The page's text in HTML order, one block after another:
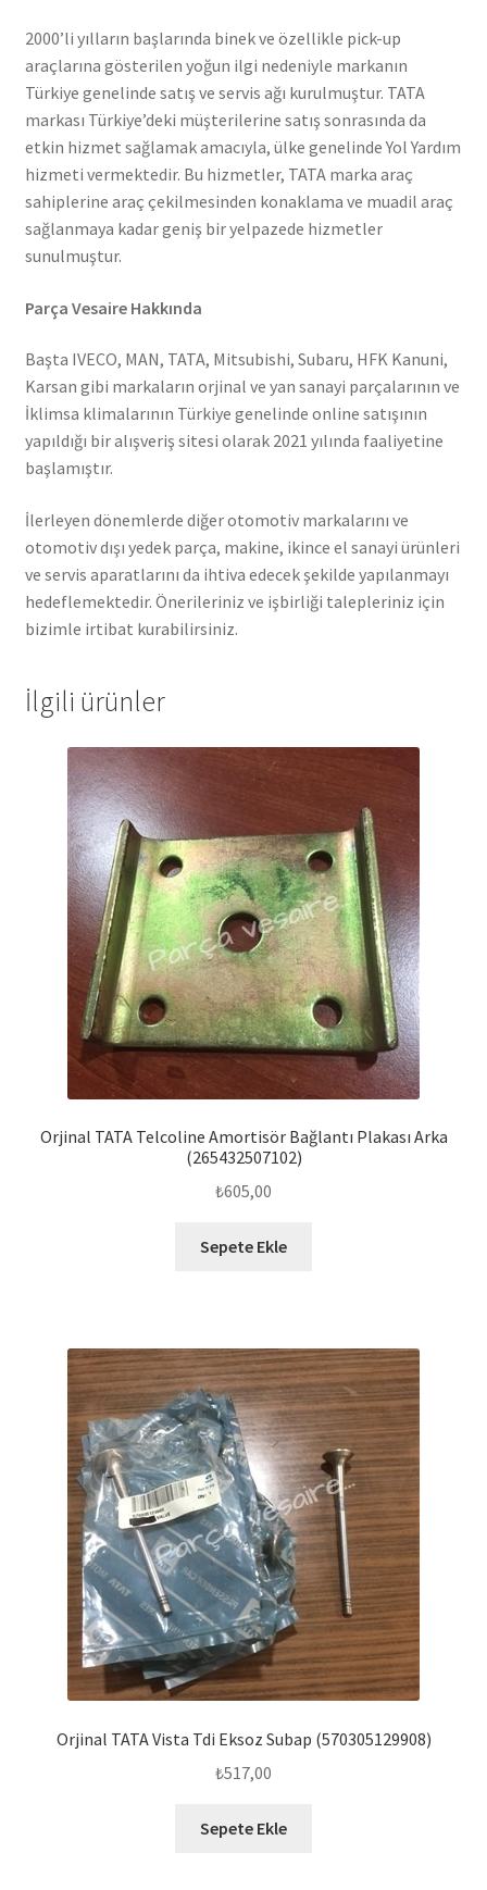
2000’li yılların başlarında binek ve özellikle pick-up
araçlarına gösterilen yoğun ilgi nedeniyle markanın
Türkiye genelinde satış ve servis ağı kurulmuştur. TATA
markası Türkiye’deki müşterilerine satış sonrasında da
etkin hizmet sağlamak amacıyla, ülke genelinde Yol Yardım
hizmeti vermektedir. Bu hizmetler, TATA marka araç
sahiplerine araç çekilmesinden konaklama ve muadil araç
sağlanmaya kadar geniş bir yelpazede hizmetler
sunulmuştur.
Parça Vesaire Hakkında
Başta IVECO, MAN, TATA, Mitsubishi, Subaru, HFK Kanuni,
Karsan gibi markaların orjinal ve yan sanayi parçalarının ve
İklimsa klimalarının Türkiye genelinde online satışının
yapıldığı bir alışveriş sitesi olarak 2021 yılında faaliyetine
başlamıştır.
İlerleyen dönemlerde diğer otomotiv markalarını ve
otomotiv dışı yedek parça, makine, ikince el sanayi ürünleri
ve servis aparatlarını da ihtiva edecek şekilde yapılanmayı
hedeflemektedir. Önerileriniz ve işbirliği talepleriniz için
bizimle irtibat kurabilirsiniz.
İlgili ürünler
Orjinal TATA Telcoline Amortisör Bağlantı Plakası Arka
(265432507102)
₺605,00
Sepete Ekle
Orjinal TATA Vista Tdi Eksoz Subap (570305129908)
₺517,00
Sepete Ekle